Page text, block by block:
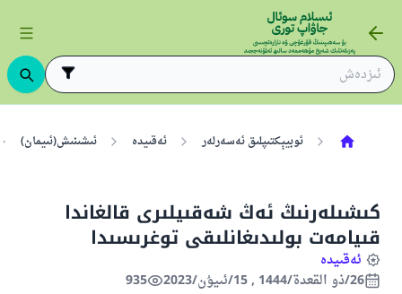
ئوبيېكتىپلىق ئەسەرلەر ئەقىيدە ئىشىنىش(ئىيمان)
كىشىلەرنىڭ ئەڭ شەقىيلىرى قالغاندا
قىيامەت بولىدىغانلىقى توغرىسىدا
ئەقىيدە
26/ذو القعدة/1444 , 15/ئىيۇن/2023
935